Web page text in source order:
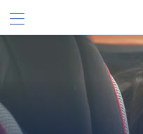
Saltar al contenido principal